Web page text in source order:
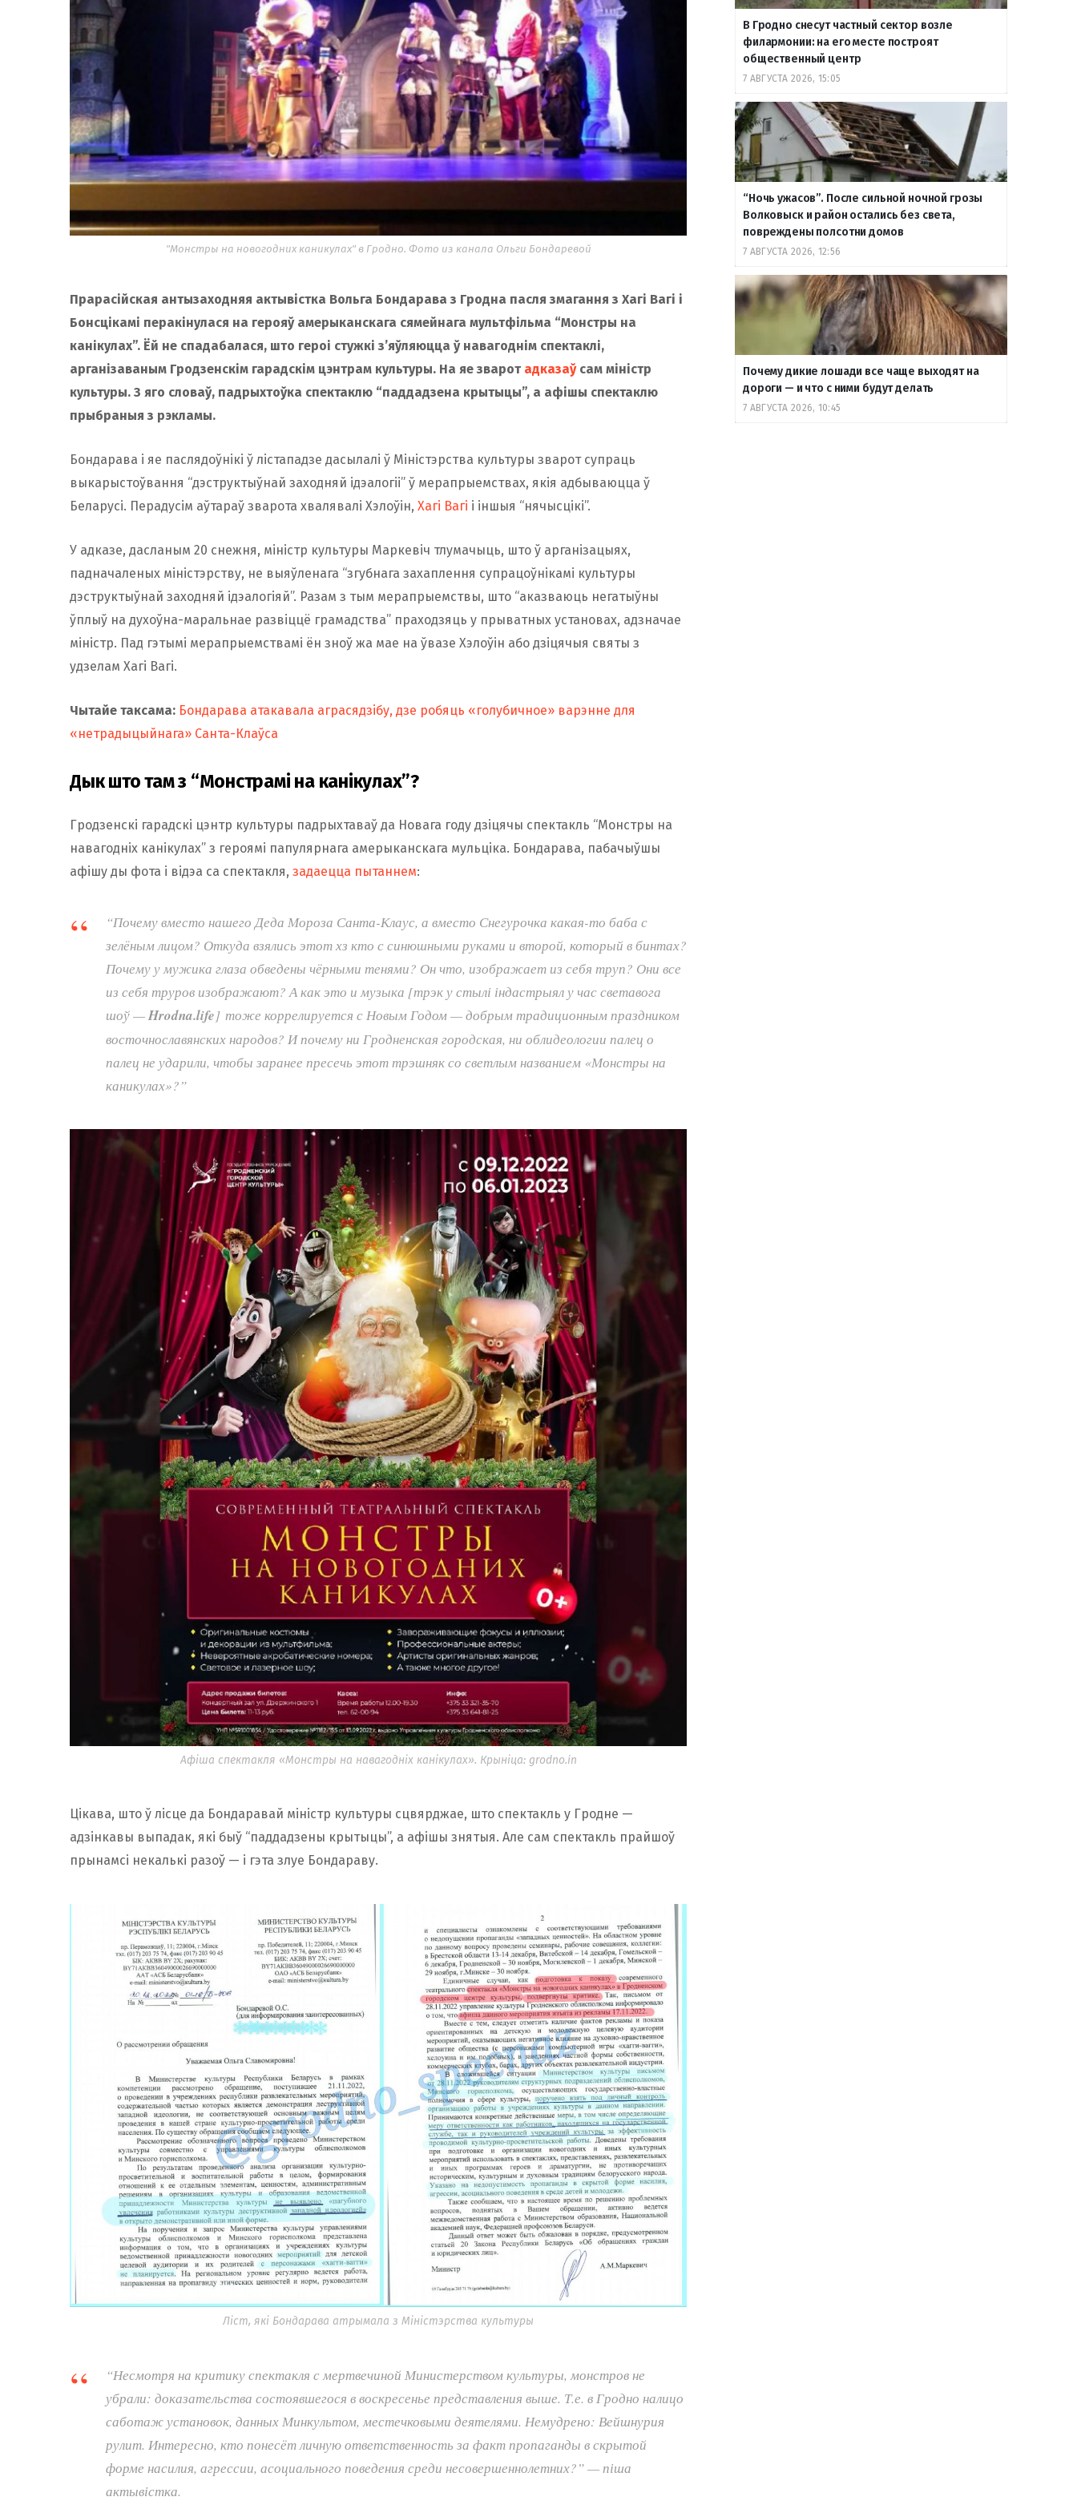
"Монстры на новогодних каникулах" в Гродно. Фото из канала Ольги Бондаревой
Прарасійская антызаходняя актывістка Вольга Бондарава з Гродна пасля змагання з Хагі Вагі і
Бонсцікамі перакінулася на герояў амерыканскага сямейнага мультфільма “Монстры на
канікулах”. Ёй не спадабалася, што героі стужкі з’яўляюцца ў навагоднім спектаклі,
арганізаваным Гродзенскім гарадскім цэнтрам культуры. На яе зварот адказаўсам міністр
культуры. З яго словаў, падрыхтоўка спектаклю “паддадзена крытыцы”, а афішы спектаклю
прыбраныя з рэкламы.
Бондарава і яе паслядоўнікі ў лістападзе дасылалі ў Міністэрства культуры зварот супраць
выкарыстоўвання “дэструктыўнай заходняй ідэалогіі” ў мерапрыемствах, якія адбываюцца ў
Беларусі. Перадусім аўтараў зварота хвалявалі Хэлоўін, Хагі Вагі і іншыя “нячысцікі”.
У адказе, дасланым 20 снежня, міністр культуры Маркевіч тлумачыць, што ў арганізацыях,
падначаленых міністэрству, не выяўленага “згубнага захаплення супрацоўнікамі культуры
дэструктыўнай заходняй ідэалогіяй”. Разам з тым мерапрыемствы, што “аказваюць негатыўны
ўплыў на духоўна-маральнае развіццё грамадства” праходзяць у прыватных установах, адзначае
міністр. Пад гэтымі мерапрыемствамі ён зноў жа мае на ўвазе Хэлоўін або дзіцячыя святы з
удзелам Хагі Вагі.
Чытайе таксама: Бондарава атакавала аграсядзібу, дзе робяць «голубичное» варэнне для
«нетрадыцыйнага» Санта-Клаўса
Дык што там з “Монстрамі на канікулах”?
Гродзенскі гарадскі цэнтр культуры падрыхтаваў да Новага году дзіцячы спектакль “Монстры на
навагодніх канікулах” з героямі папулярнага амерыканскага мульціка. Бондарава, пабачыўшы
афішу ды фота і відэа са спектакля, задаецца пытаннем:
“Почему вместо нашего Деда Мороза Санта-Клаус, а вместо Снегурочка какая-то баба с
зелёным лицом? Откуда взялись этот хз кто с синюшными руками и второй, который в бинтах?
Почему у мужика глаза обведены чёрными тенями? Он что, изображает из себя труп? Они все
из себя труров изображают? А как это и музыка [трэк у стылі індастрыял у час светавога
шоў —Hrodna.life] тоже коррелируется с Новым Годом — добрым традиционным праздником
восточнославянских народов? И почему ни Гродненская городская, ни облидеологии палец о
палец не ударили, чтобы заранее пресечь этот трэшняк со светлым названием «Монстры на
каникулах»?”
Афіша спектакля «Монстры на навагодніх канікулах». Крыніца: grodno.in
Цікава, што ў лісце да Бондаравай міністр культуры сцвярджае, што спектакль у Гродне —
адзінкавы выпадак, які быў “паддадзены крытыцы”, а афішы знятыя. Але сам спектакль прайшоў
прынамсі некалькі разоў — і гэта злуе Бондараву.
Ліст, які Бондарава атрымала з Міністэрства культуры
“Несмотря на критику спектакля с мертвечиной Министерством культуры, монстров не
убрали: доказательства состоявшегося в воскресенье представления выше. Т.е. в Гродно налицо
саботаж установок, данных Минкультом, местечковыми деятелями. Немудрено: Вейшнурия
рулит. Интересно, кто понесёт личную ответственность за факт пропаганды в скрытой
форме насилия, агрессии, асоциального поведения среди несовершеннолетних?” — піша
актывістка.
В Гродно снесут частный сектор возле
филармонии: на его месте построят
общественный центр
7 АВГУСТА 2026, 15:05
“Ночь ужасов”. После сильной ночной грозы
Волковыск и район остались без света,
повреждены полсотни домов
7 АВГУСТА 2026, 12:56
Почему дикие лошади все чаще выходят на
дороги — и что с ними будут делать
7 АВГУСТА 2026, 10:45